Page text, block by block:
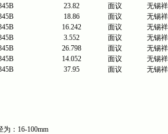
23.82 面议
无锡
18.86 面议
无锡
16.242 面议
无锡
3.552 面议
无锡
26.798 面议
无锡
14.052 面议
无锡
37.95 面议 无锡
：16-100mm